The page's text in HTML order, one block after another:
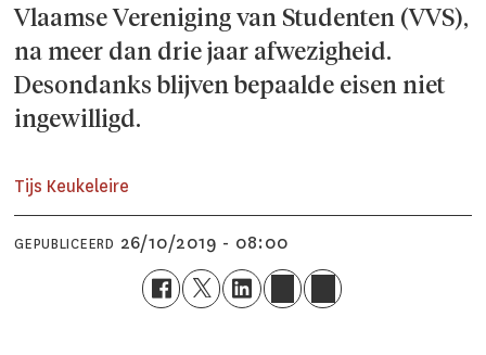
Vlaamse Vereniging van Studenten (VVS),
na meer dan drie jaar afwezigheid.
Desondanks blijven bepaalde eisen niet
ingewilligd.
Tijs Keukeleire
GEPUBLICEERD 26/10/2019 - 08:00